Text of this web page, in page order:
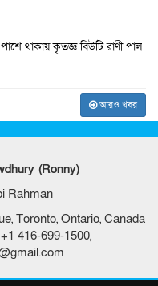
থাকায় কৃতজ্ঞ বিউটি রাণী পাল
আরও খবর
(Ronny)
Rahman
Toronto, Ontario, Canada
416-699-1500,